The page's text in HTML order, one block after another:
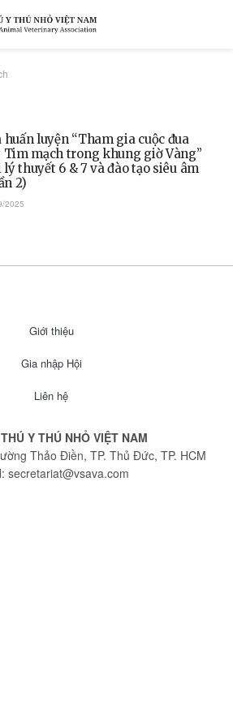
huấn luyện “Tham gia cuộc đua
Tim mạch trong khung giờ Vàng”
lý thuyết 6 & 7 và đào tạo siêu âm
2)
2025
Y THÚ NHỎ VIỆT NAM
Thảo Điền, TP. Thủ Đức, TP. HCM
secretariat@vsava.com
Giới thiệu
Gia nhập Hội
Liên hệ